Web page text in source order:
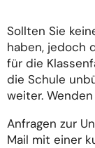
Sollten Sie
haben, jedoch
für die
die Schule
weiter.
Anfragen zur
Mail mit einer